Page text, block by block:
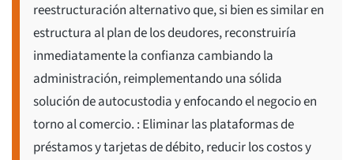
reestructuración alternativo que, si bien es similar en
estructura al plan de los deudores, reconstruiría
inmediatamente la confianza cambiando la
administración, reimplementando una sólida
solución de autocustodia y enfocando el negocio en
torno al comercio. : Eliminar las plataformas de
préstamos y tarjetas de débito, reducir los costos y